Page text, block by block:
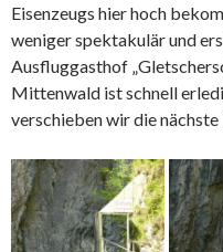
Eisenzeugs hier hoch
weniger spektakulär und
Ausfluggasthof
Mittenwald ist schnell
verschieben wir die nächste